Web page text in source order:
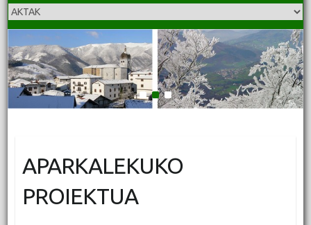
1 2 3
APARKALEKUKO
PROIEKTUA